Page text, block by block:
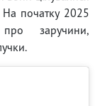
На початку 2025
заручини,